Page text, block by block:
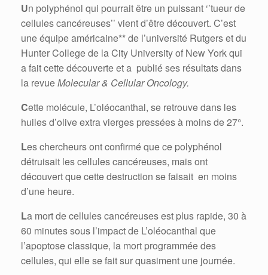
Un polyphénol qui pourrait être un puissant ‘’tueur de
cellules cancéreuses’’ vient d’être découvert. C’est
une équipe américaine** de l’université Rutgers et du
Hunter College de la City University of New York qui
a fait cette découverte et a publié ses résultats dans
la revueMolecular & Cellular Oncology.
Cette molécule, L’oléocanthal, se retrouve dans les
huiles d’olive extra vierges pressées à moins de 27°.
Les chercheurs ont confirmé que ce polyphénol
détruisait les cellules cancéreuses, mais ont
découvert que cette destruction se faisait en moins
d’une heure.
La mort de cellules cancéreuses est plus rapide, 30 à
60 minutes sous l’impact de L’oléocanthal que
l’apoptose classique, la mort programmée des
cellules, qui elle se fait sur quasiment une journée.